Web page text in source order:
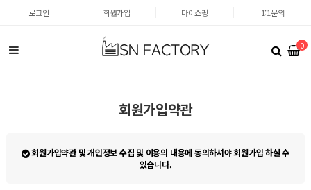
로그인 회원가입 마이쇼핑 1:1문의
0
회원가입약관
회원가입약관 및 개인정보 수집 및 이용의 내용에 동의하셔야 회원가입 하실 수
있습니다.